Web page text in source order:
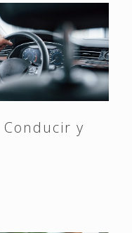
y